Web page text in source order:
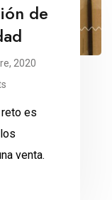
de
2020
es
venta.